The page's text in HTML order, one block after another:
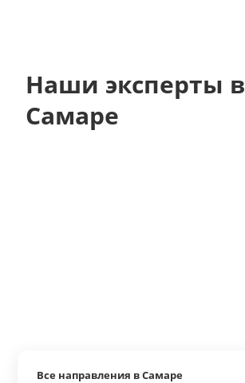
Наши эксперты в
Самаре
Все направления в Самаре